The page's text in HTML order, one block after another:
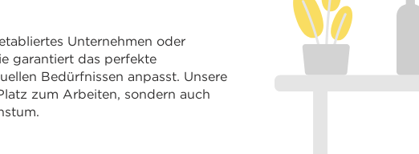
Unternehmen oder
garantiert das perfekte
Bedürfnissen anpasst. Unsere
zum Arbeiten, sondern auch